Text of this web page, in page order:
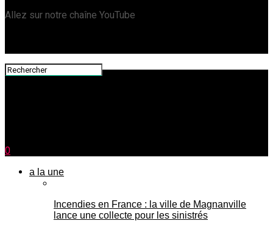
Allez sur notre chaîne YouTube
0
a la une
Incendies en France : la ville de Magnanville
lance une collecte pour les sinistrés